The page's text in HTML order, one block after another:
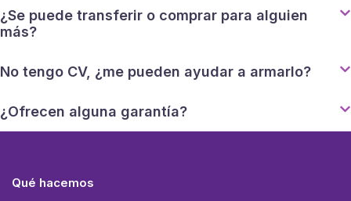
¿Se puede transferir o comprar para alguien
más?
No tengo CV, ¿me pueden ayudar a armarlo?
¿Ofrecen alguna garantía?
Qué hacemos